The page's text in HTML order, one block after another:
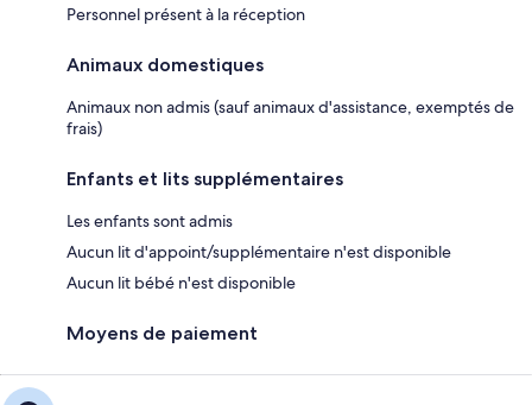
Personnel présent à la réception
Animaux domestiques
Animaux non admis (sauf animaux d'assistance, exemptés de
frais)
Enfants et lits supplémentaires
Les enfants sont admis
Aucun lit d'appoint/supplémentaire n'est disponible
Aucun lit bébé n'est disponible
Moyens de paiement